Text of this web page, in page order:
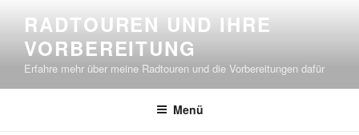
springen
RADTOUREN UND IHRE
VORBEREITUNG
Erfahre mehr über meine Radtouren und die Vorbereitungen dafür
Menü